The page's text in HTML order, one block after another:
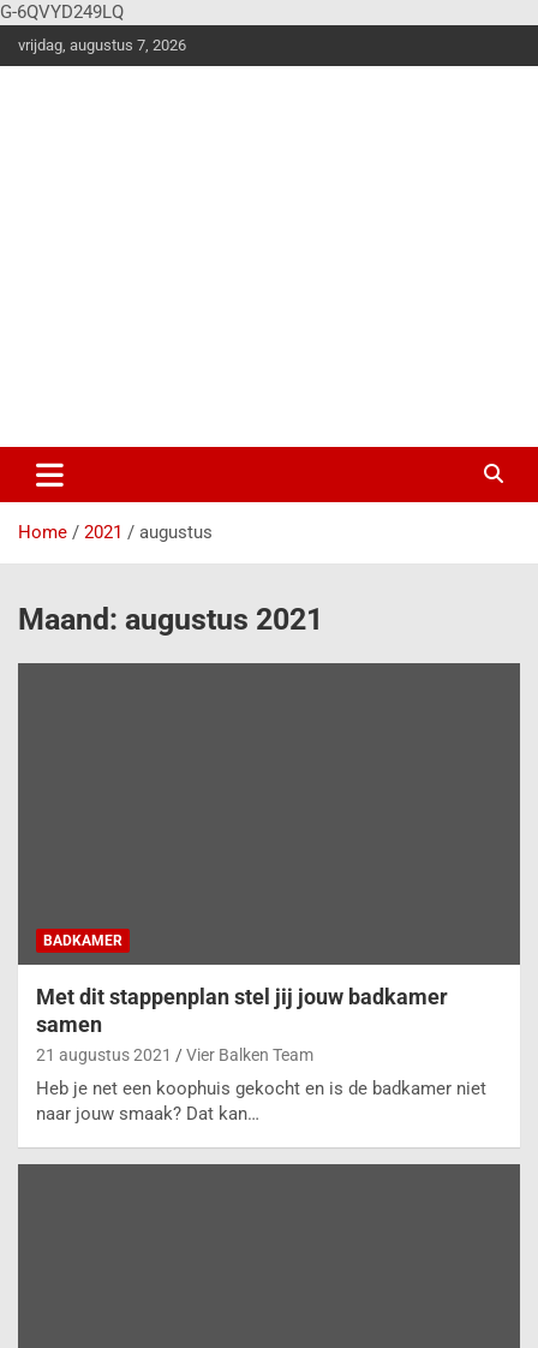
G-6QVYD249LQ
vrijdag, augustus 7, 2026
Home 2021 augustus
Maand: augustus 2021
BADKAMER
Met dit stappenplan stel jij jouw badkamer
samen
21 augustus 2021 Vier Balken Team
Heb je net een koophuis gekocht en is de badkamer niet
naar jouw smaak? Dat kan…